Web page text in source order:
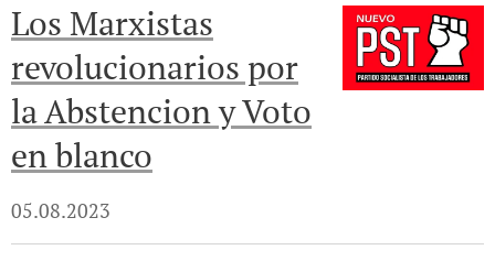
Los Marxistas
revolucionarios por
la Abstencion y Voto
en blanco
05.08.2023